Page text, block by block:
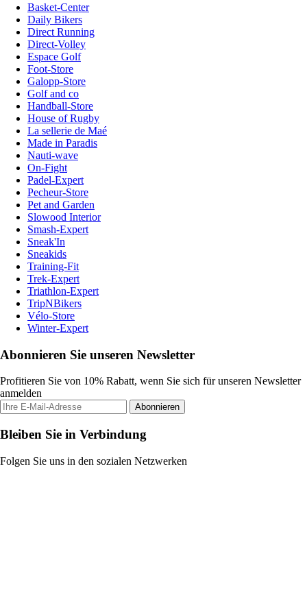
Basket-Center
Daily Bikers
Direct Running
Direct-Volley
Espace Golf
Foot-Store
Galopp-Store
Golf and co
Handball-Store
House of Rugby
La sellerie de Maé
Made in Paradis
Nauti-wave
On-Fight
Padel-Expert
Pecheur-Store
Pet and Garden
Slowood Interior
Smash-Expert
Sneak'In
Sneakids
Training-Fit
Trek-Expert
Triathlon-Expert
TripNBikers
Vélo-Store
Winter-Expert
Abonnieren Sie unseren Newsletter
Profitieren Sie von 10% Rabatt, wenn Sie sich für unseren Newsletter
anmelden
Abonnieren
Bleiben Sie in Verbindung
Folgen Sie uns in den sozialen Netzwerken